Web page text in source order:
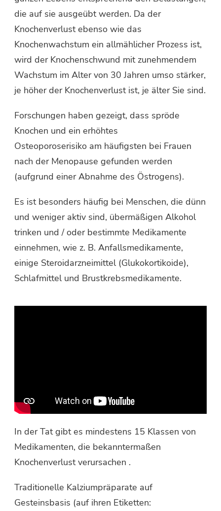
die auf sie ausgeübt werden. Da der
Knochenverlust ebenso wie das
Knochenwachstum ein allmählicher Prozess ist,
wird der Knochenschwund mit zunehmendem
Wachstum im Alter von 30 Jahren umso stärker,
je höher der Knochenverlust ist, je älter Sie sind.
Forschungen haben gezeigt, dass spröde
Knochen und ein erhöhtes
Osteoporoserisiko am häufigsten bei Frauen
nach der Menopause gefunden werden
(aufgrund einer Abnahme des Östrogens).
Es ist besonders häufig bei Menschen, die dünn
und weniger aktiv sind, übermäßigen Alkohol
trinken und / oder bestimmte Medikamente
einnehmen, wie z. B. Anfallsmedikamente,
einige Steroidarzneimittel (Glukokortikoide),
Schlafmittel und Brustkrebsmedikamente.
In der Tat gibt es mindestens 15 Klassen von
Medikamenten, die bekanntermaßen
Knochenverlust verursachen .
Traditionelle Kalziumpräparate auf
Gesteinsbasis (auf ihren Etiketten: